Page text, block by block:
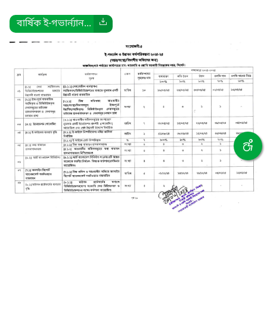
বার্ষিক ই-গভার্ন্যান...